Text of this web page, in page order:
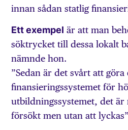
innan sådan statlig
Ett exempel är att man
söktrycket till dessa lokalt
nämnde hon.
”Sedan är det svårt att göra
finansieringssystemet för
utbildningssystemet, det är
försökt men utan att